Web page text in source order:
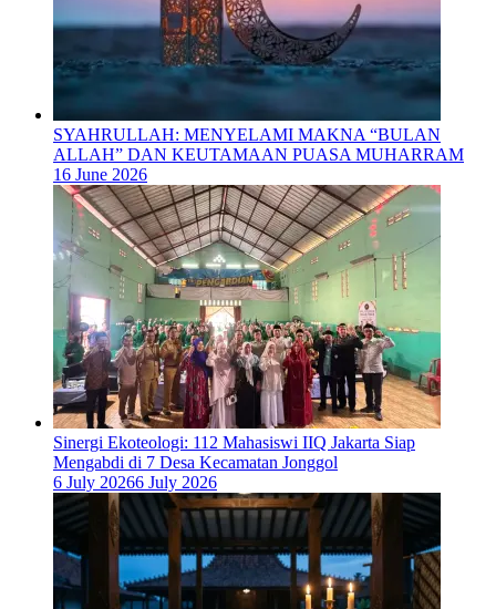
SYAHRULLAH: MENYELAMI MAKNA “BULAN
ALLAH” DAN KEUTAMAAN PUASA MUHARRAM
16 June 2026
‎Sinergi Ekoteologi: 112 Mahasiswi IIQ Jakarta Siap
Mengabdi di 7 Desa Kecamatan Jonggol
6 July 20266 July 2026